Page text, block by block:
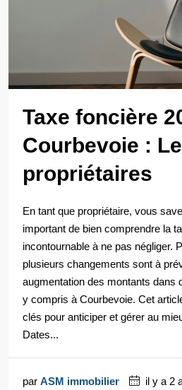
Taxe foncière
Courbevoie :
propriétaires
En tant que propriétaire, vous
important de bien comprendre la
incontournable à ne pas négliger.
plusieurs changements sont à
augmentation des montants dans
y compris à Courbevoie. Cet
clés pour anticiper et gérer au
Dates...
par ASM immobilier
il y a 2